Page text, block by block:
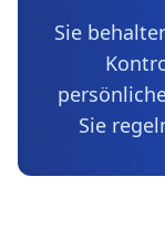
Sie
Sie